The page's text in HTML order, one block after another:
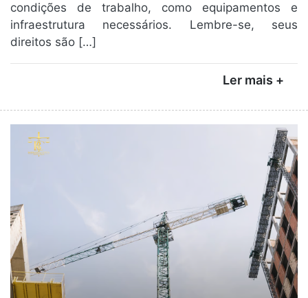
condições de trabalho, como equipamentos e
infraestrutura necessários. Lembre-se, seus
direitos são […]
Ler mais +